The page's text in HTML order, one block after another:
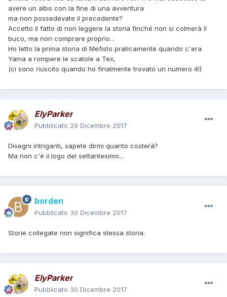
avere un albo con la fine di una avventura
ma non possedevate il precedente?
Accetto il fatto di non leggere la storia finché non si colmerà il
buco, ma non comprare proprio...
Ho letto la prima storia di Mefisto praticamente quando c'era
Yama a rompere le scatole a Tex,
(ci sono riuscito quando ho finalmente trovato un numero 4!)
ElyParker
Pubblicato 29 Dicembre 2017
Disegni intriganti, sapete dirmi quanto costerà?
Ma non c'è il logo del settantesimo...
borden
Pubblicato 30 Dicembre 2017
Storie collegate non significa stessa storia.
ElyParker
Pubblicato 30 Dicembre 2017